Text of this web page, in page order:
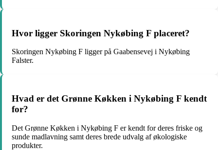
Hvor ligger Skoringen Nykøbing F placeret?
Skoringen Nykøbing F ligger på Gaabensevej i Nykøbing
Falster.
Hvad er det Grønne Køkken i Nykøbing F kendt
for?
Det Grønne Køkken i Nykøbing F er kendt for deres friske og
sunde madlavning samt deres brede udvalg af økologiske
produkter.